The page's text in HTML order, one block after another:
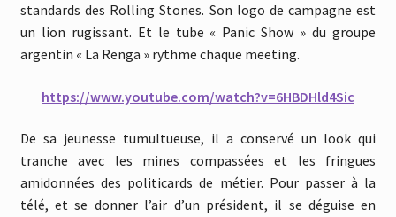
standards des Rolling Stones. Son logo de campagne est
un lion rugissant. Et le tube « Panic Show » du groupe
argentin « La Renga » rythme chaque meeting.
https://www.youtube.com/watch?v=6HBDHld4Sic
De sa jeunesse tumultueuse, il a conservé un look qui
tranche avec les mines compassées et les fringues
amidonnées des politicards de métier. Pour passer à la
télé, et se donner l’air d’un président, il se déguise en